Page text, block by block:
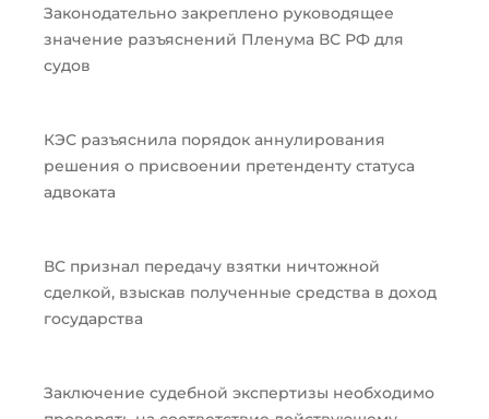
Законодательно закреплено руководящее
значение разъяснений Пленума ВС РФ для
судов
КЭС разъяснила порядок аннулирования
решения о присвоении претенденту статуса
адвоката
ВС признал передачу взятки ничтожной
сделкой, взыскав полученные средства в доход
государства
Заключение судебной экспертизы необходимо